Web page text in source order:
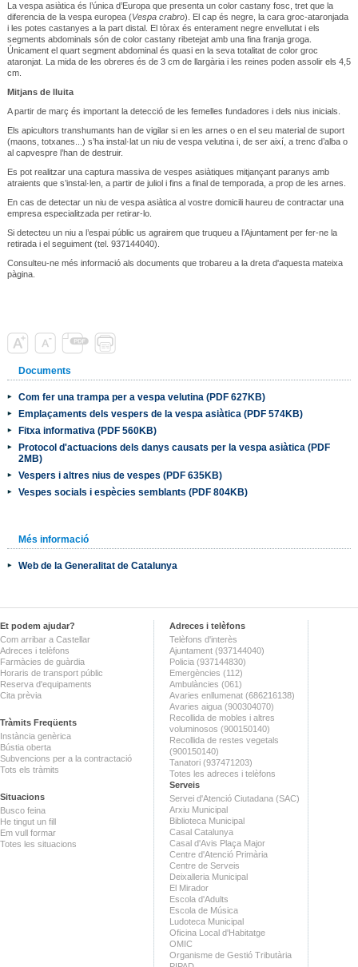
La vespa asiàtica és l’única d’Europa que presenta un color castany fosc, tret que la
diferencia de la vespa europea (Vespa crabro). El cap és negre, la cara groc-ataronjada
i les potes castanyes a la part distal. El tòrax és enterament negre envellutat i els
segments abdominals són de color castany ribetejat amb una fina franja groga.
Únicament el quart segment abdominal és quasi en la seva totalitat de color groc
ataronjat. La mida de les obreres és de 3 cm de llargària i les reines poden assolir els 4,5
cm.
Mitjans de lluita
A partir de març és important la detecció de les femelles fundadores i dels nius inicials.
Els apicultors transhumants han de vigilar si en les arnes o en el seu material de suport
(maons, totxanes...) s’ha instal·lat un niu de vespa velutina i, de ser així, a trenc d’alba o
al capvespre l’han de destruir.
Es pot realitzar una captura massiva de vespes asiàtiques mitjançant paranys amb
atraients que s’instal·len, a partir de juliol i fins a final de temporada, a prop de les arnes.
En cas de detectar un niu de vespa asiàtica al vostre domicili haureu de contractar una
empresa especialitzada per retirar-lo.
Si detecteu un niu a l’espai públic us agrairem que truqueu a l’Ajuntament per fer-ne la
retirada i el seguiment (tel. 937144040).
Consulteu-ne més informació als documents que trobareu a la dreta d'aquesta mateixa
pàgina.
Documents
Com fer una trampa per a vespa velutina (PDF 627KB)
Emplaçaments dels vespers de la vespa asiàtica (PDF 574KB)
Fitxa informativa (PDF 560KB)
Protocol d'actuacions dels danys causats per la vespa asiàtica (PDF
2MB)
Vespers i altres nius de vespes (PDF 635KB)
Vespes socials i espècies semblants (PDF 804KB)
Més informació
Web de la Generalitat de Catalunya
Et podem ajudar?
Com arribar a Castellar
Adreces i telèfons
Farmàcies de guàrdia
Horaris de transport públic
Reserva d'equipaments
Cita prèvia
Tràmits Freqüents
Instància genèrica
Bústia oberta
Subvencions per a la contractació
Tots els tràmits
Situacions
Busco feina
He tingut un fill
Em vull formar
Totes les situacions
Adreces i telèfons
Telèfons d'interès
Ajuntament (937144040)
Policia (937144830)
Emergències (112)
Ambulàncies (061)
Avaries enllumenat (686216138)
Avaries aigua (900304070)
Recollida de mobles i altres
voluminosos (900150140)
Recollida de restes vegetals
(900150140)
Tanatori (937471203)
Totes les adreces i telèfons
Serveis
Servei d'Atenció Ciutadana (SAC)
Arxiu Municipal
Biblioteca Municipal
Casal Catalunya
Casal d'Avis Plaça Major
Centre d'Atenció Primària
Centre de Serveis
Deixalleria Municipal
El Mirador
Escola d'Adults
Escola de Música
Ludoteca Municipal
Oficina Local d'Habitatge
OMIC
Organisme de Gestió Tributària